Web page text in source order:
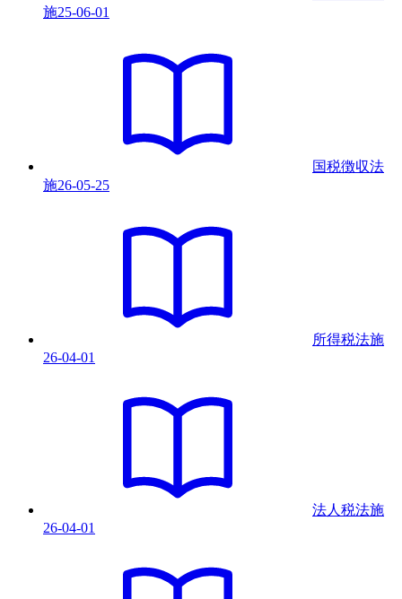
施25-06-01
国税徴収法
施26-05-25
所得税法施
26-04-01
法人税法施
26-04-01